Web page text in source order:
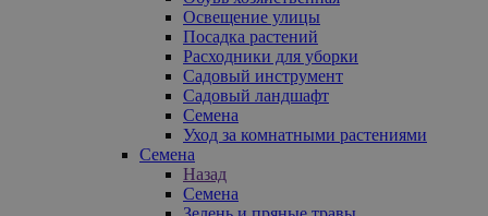
Освещение улицы
Посадка растений
Расходники для уборки
Садовый инструмент
Садовый ландшафт
Семена
Уход за комнатными растениями
Семена
Назад
Семена